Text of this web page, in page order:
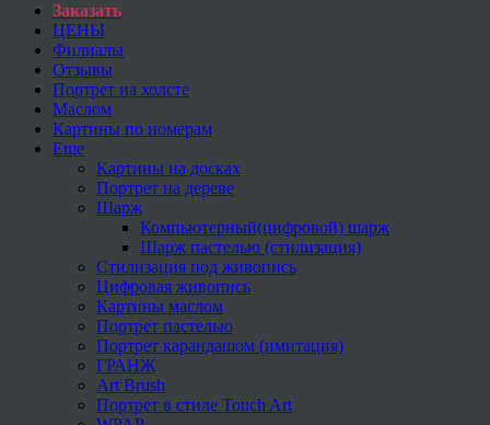
Заказать
ЦЕНЫ
Филиалы
Отзывы
Портрет на холсте
Маслом
Картины по номерам
Еще
Картины на досках
Портрет на дереве
Шарж
Компьютерный(цифровой) шарж
Шарж пастелью (стилизация)
Стилизация под живопись
Цифровая живопись
Картины маслом
Портрет пастелью
Портрет карандашом (имитация)
ГРАНЖ
Art Brush
Портрет в стиле Touch Art